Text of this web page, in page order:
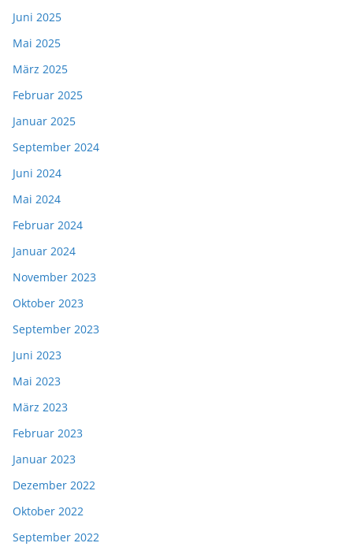
Juni 2025
Mai 2025
März 2025
Februar 2025
Januar 2025
September 2024
Juni 2024
Mai 2024
Februar 2024
Januar 2024
November 2023
Oktober 2023
September 2023
Juni 2023
Mai 2023
März 2023
Februar 2023
Januar 2023
Dezember 2022
Oktober 2022
September 2022